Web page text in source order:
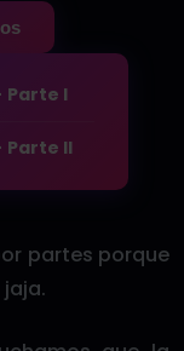
Parte I
Parte II
partes porque